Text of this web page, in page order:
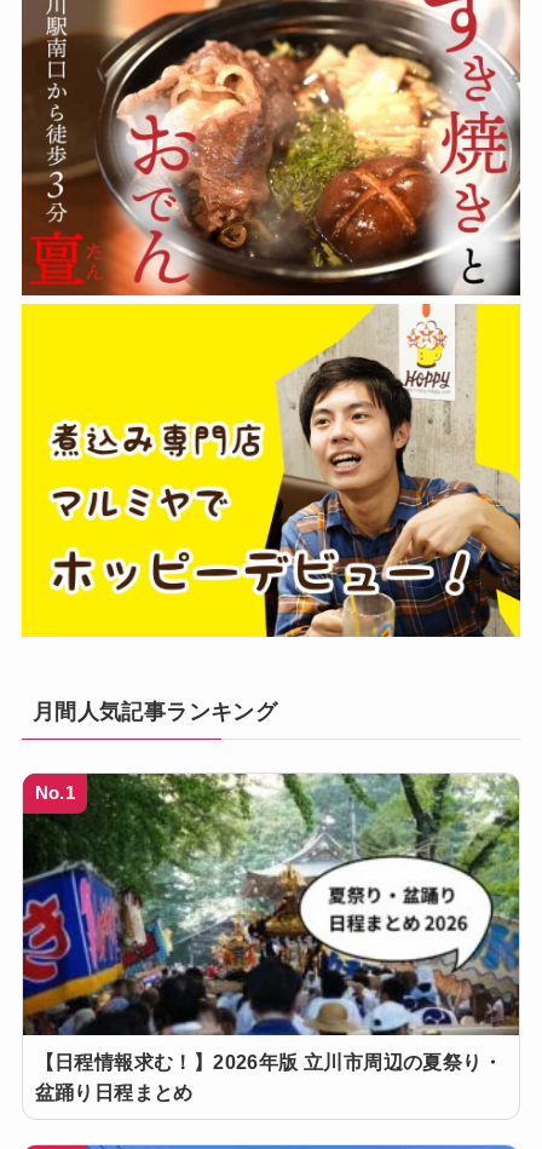
月間人気記事ランキング
No.1
【日程情報求む！】2026年版 立川市周辺の夏祭り・
盆踊り日程まとめ